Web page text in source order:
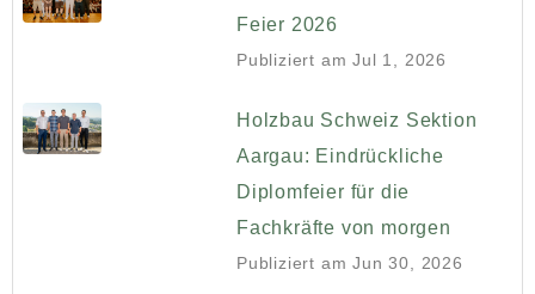
Feier 2026
Publiziert am Jul 1, 2026
Holzbau Schweiz Sektion
Aargau: Eindrückliche
Diplomfeier für die
Fachkräfte von morgen
Publiziert am Jun 30, 2026